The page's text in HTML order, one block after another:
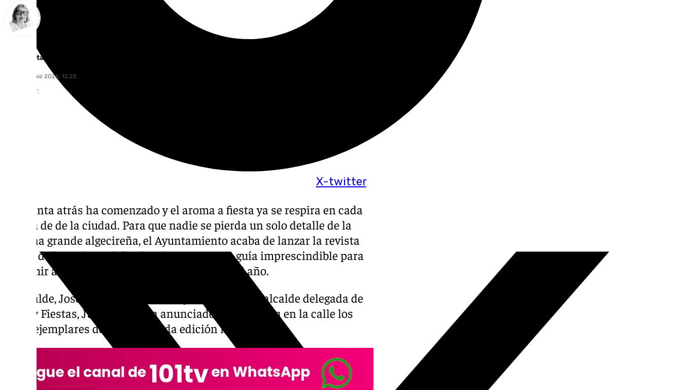
X-twitter
Ana Villalta
lunes, 15 junio 2026, 12:22
Compartir:
La cuenta atrás ha comenzado y el aroma a fiesta ya se respira en cada
rincón de de la ciudad. Para que nadie se pierda un solo detalle de la
semana grande algecireña, el Ayuntamiento acaba de lanzar la revista
oficial de la Feria Real de Algeciras 2026, una guía imprescindible para
exprimir al máximo los días más esperados del año.
El alcalde, José Ignacio Landaluce, y la teniente de alcalde delegada de
Feria y Fiestas, Juana Cid, han anunciado que ya están en la calle los
1.500 ejemplares de esta esperada edición impresa.